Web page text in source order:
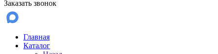
Заказать звонок
Главная
Каталог